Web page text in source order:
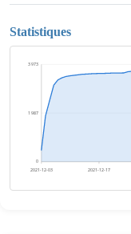
Statistiques
0
1 987
3 973
2021-12-03 2021-12-17